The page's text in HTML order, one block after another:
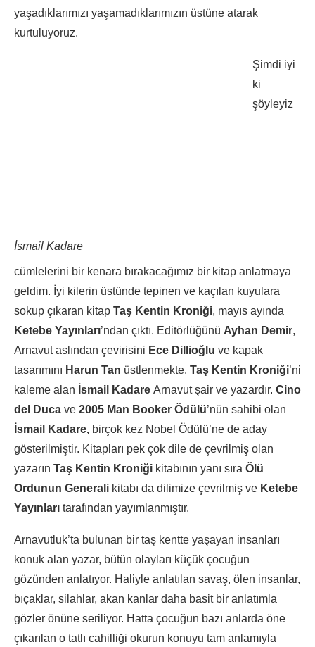
yaşadıklarımızı yaşamadıklarımızın üstüne atarak
kurtuluyoruz.
İsmail Kadare
Şimdi iyi
ki
şöyleyiz
cümlelerini bir kenara bırakacağımız bir kitap anlatmaya
geldim. İyi kilerin üstünde tepinen ve kaçılan kuyulara
sokup çıkaran kitap Taş Kentin Kroniği, mayıs ayında
Ketebe Yayınları’ndan çıktı. Editörlüğünü Ayhan Demir,
Arnavut aslından çevirisini Ece Dillioğlu ve kapak
tasarımını Harun Tan üstlenmekte. Taş Kentin Kroniği’ni
kaleme alan İsmail Kadare Arnavut şair ve yazardır. Cino
del Duca ve 2005 Man Booker Ödülü’nün sahibi olan
İsmail Kadare, birçok kez Nobel Ödülü’ne de aday
gösterilmiştir. Kitapları pek çok dile de çevrilmiş olan
yazarın Taş Kentin Kroniği kitabının yanı sıra Ölü
Ordunun Generali kitabı da dilimize çevrilmiş ve Ketebe
Yayınları tarafından yayımlanmıştır.
Arnavutluk’ta bulunan bir taş kentte yaşayan insanları
konuk alan yazar, bütün olayları küçük çocuğun
gözünden anlatıyor. Haliyle anlatılan savaş, ölen insanlar,
bıçaklar, silahlar, akan kanlar daha basit bir anlatımla
gözler önüne seriliyor. Hatta çocuğun bazı anlarda öne
çıkarılan o tatlı cahilliği okurun konuyu tam anlamıyla